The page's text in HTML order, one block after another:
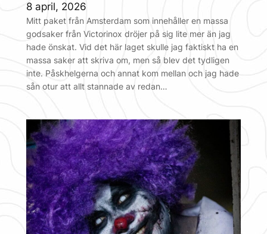
8 april, 2026
Mitt paket från Amsterdam som innehåller en massa
godsaker från Victorinox dröjer på sig lite mer än jag
hade önskat. Vid det här laget skulle jag faktiskt ha en
massa saker att skriva om, men så blev det tydligen
inte. Påskhelgerna och annat kom mellan och jag hade
sån otur att allt stannade av redan…